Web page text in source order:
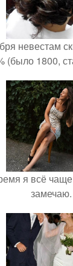
невестам
(было 1800,
я всё
замечаю.